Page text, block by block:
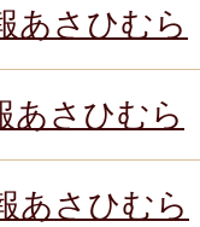
あさひむら
あさひむら
あさひむら